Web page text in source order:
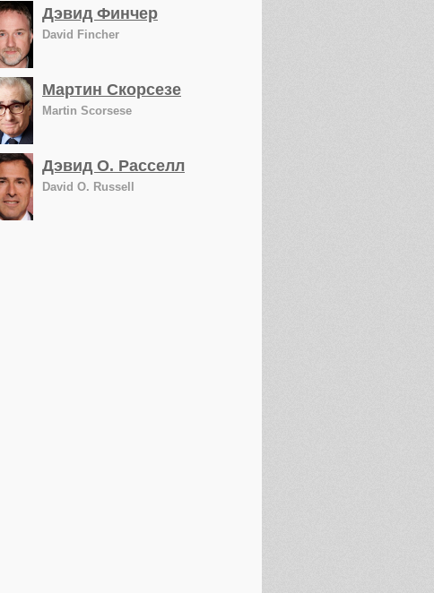
Дэвид Финчер
David Fincher
Мартин Скорсезе
Martin Scorsese
Дэвид О. Расселл
David O. Russell